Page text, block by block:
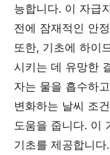
능합니다. 이 자급
전에 잠재적인 안
또한, 기초에 하이
시키는 데 유망한
자는 물을 흡수하
변화하는 날씨 조
도움을 줍니다. 이
기초를 제공합니다.